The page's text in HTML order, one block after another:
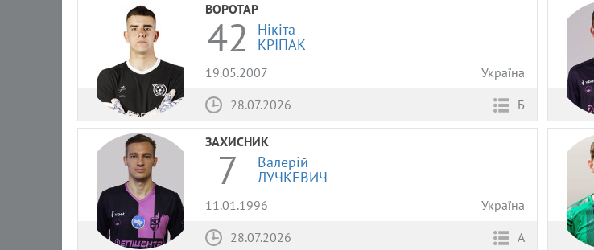
ВОРОТАР
42
Нікіта
КРІПАК
19.05.2007
Україна
28.07.2026
Б
ЗАХИСНИК
7
Валерій
ЛУЧКЕВИЧ
11.01.1996
Україна
28.07.2026
А